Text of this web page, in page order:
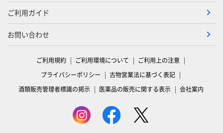
ご利用ガイド
お問い合わせ
ご利用規約 ご利用環境について
ご利用上の注意
プライバシーポリシー
古物営業法に基づく表記
酒類販売管理者標識の掲示
医薬品の販売に関する表示 会社案内